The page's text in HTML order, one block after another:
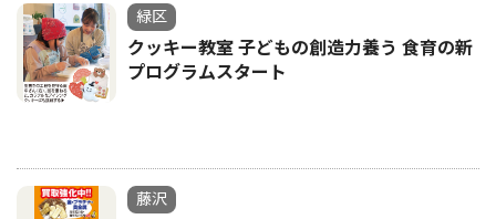
緑区
クッキー教室 子どもの創造力養う 食育の新
プログラムスタート
藤沢